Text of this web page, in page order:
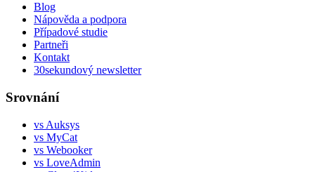
Blog
Nápověda a podpora
Případové studie
Partneři
Kontakt
30sekundový newsletter
Srovnání
vs Auksys
vs MyCat
vs Webooker
vs LoveAdmin